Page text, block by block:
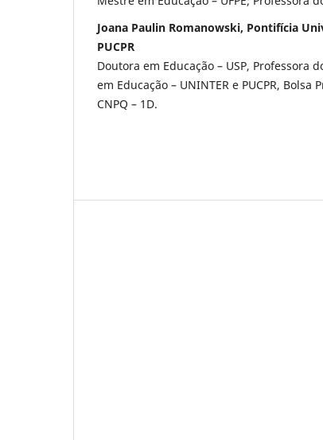
Joana Paulin Romanowski, Pontifícia
PUCPR
Doutora em Educação – USP, Professora
em Educação – UNINTER e PUCPR,
CNPQ – 1D.